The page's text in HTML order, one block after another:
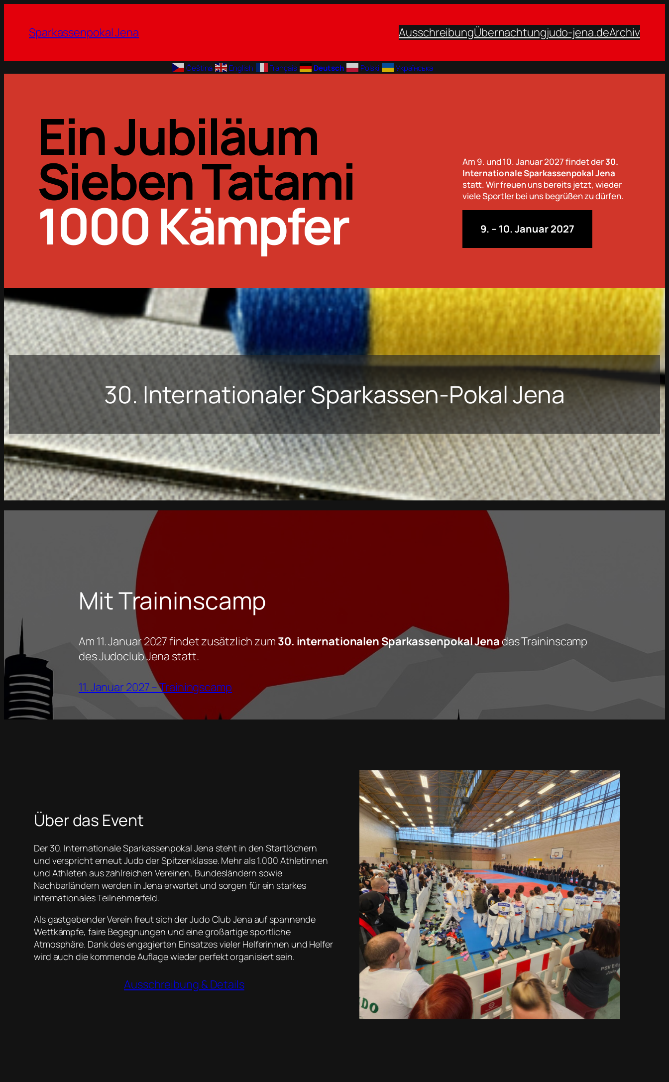
Sparkassenpokal Jena AusschreibungÜbernachtungjudo-jena.deArchiv
Čeština‎ English Français Deutsch Polski Українська
Ein Jubiläum
Sieben Tatami
1000 Kämpfer
Am 9. und 10. Januar 2027 findet der30.
Internationale Sparkassenpokal Jena
statt. Wir freuen uns bereits jetzt, wieder
viele Sportler bei uns begrüßen zu dürfen.
9. – 10. Januar 2027
30. Internationaler Sparkassen-Pokal Jena
Mit Traininscamp
Am 11. Januar 2027 findet zusätzlich zum 30. internationalen Sparkassenpokal Jenadas Traininscamp
des Judoclub Jena statt.
11. Januar 2027 – Trainingscamp
Über das Event
Der 30. Internationale Sparkassenpokal Jena steht in den Startlöchern
und verspricht erneut Judo der Spitzenklasse. Mehr als 1.000 Athletinnen
und Athleten aus zahlreichen Vereinen, Bundesländern sowie
Nachbarländern werden in Jena erwartet und sorgen für ein starkes
internationales Teilnehmerfeld.
Als gastgebender Verein freut sich der Judo Club Jena auf spannende
Wettkämpfe, faire Begegnungen und eine großartige sportliche
Atmosphäre. Dank des engagierten Einsatzes vieler Helferinnen und Helfer
wird auch die kommende Auflage wieder perfekt organisiert sein.
Ausschreibung & Details